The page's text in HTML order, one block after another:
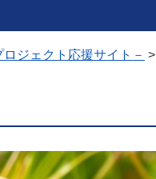
ジェクト応援サイト－ >